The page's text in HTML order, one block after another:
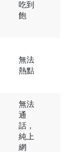
吃到
飽
無法
熱點
無法
通
話，
純上
網